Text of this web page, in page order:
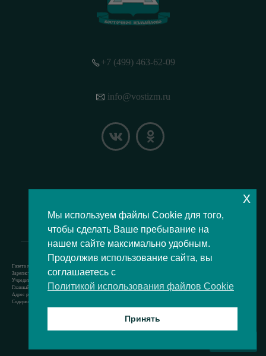
+7 (499) 463-62-09
info@vostizm.ru
Газета муниципального округа Восточное Измайлово.
Зарегистрировано Роскомнадзором свидетельство Эл № ФС77-73364 от 24.07.2018 г.
Учредитель — аппарат Совета депутатов муниципального округа Восточное Измайлово.
Главный редактор — Кочерёжкин Н.А.
Адрес редакции: 105077, г. Москва, Измайловский бульвар, д. 50. т. +74994636209
Содержит материал возрастной категории 12+
Все права защищены © 2021
Мы используем файлы Cookie для того,
чтобы сделать Ваше пребывание на
нашем сайте максимально удобным.
Продолжив использование сайта, вы
соглашаетесь с
Политикой использования файлов Cookie
Принять
x